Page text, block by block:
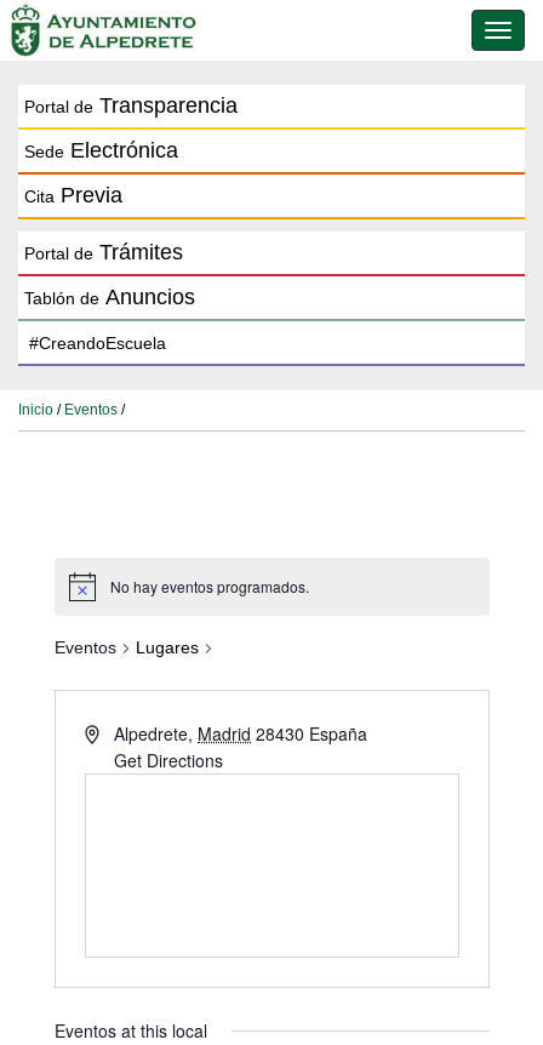
de
Portal de Transparencia
Sede Electrónica
Cita Previa
Portal de Trámites
Tablón de Anuncios
Inicio / Eventos /
No hay eventos programados.
Eventos Lugares
Alpedrete, Madrid 28430 España
Get Directions
Eventos at this local